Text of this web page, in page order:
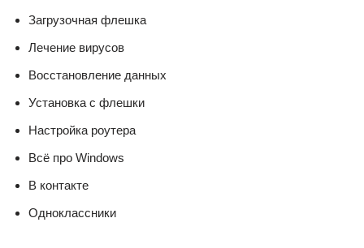
Загрузочная флешка
Лечение вирусов
Восстановление данных
Установка с флешки
Настройка роутера
Всё про Windows
В контакте
Одноклассники